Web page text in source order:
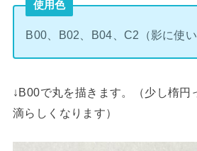
使用色
B00、B02、B04、C2（影に使い
↓B00で丸を描きます。（少し楕円
滴らしくなります）